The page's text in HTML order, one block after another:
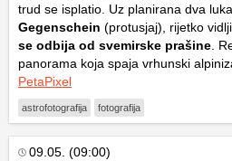
trud se isplatio. Uz planirana dva
Gegenschein (protusjaj), rijetko
se odbija od svemirske prašine .
panorama koja spaja vrhunski
PetaPixel
astrofotografija fotografija
09.05. (09:00)